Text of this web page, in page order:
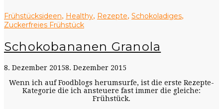
Frühstücksideen, Healthy, Rezepte, Schokoladiges,
Zuckerfreies Frühstück
Schokobananen Granola
8. Dezember 20158. Dezember 2015
Wenn ich auf Foodblogs herumsurfe, ist die erste Rezepte-
Kategorie die ich ansteuere fast immer die gleiche:
Frühstück.